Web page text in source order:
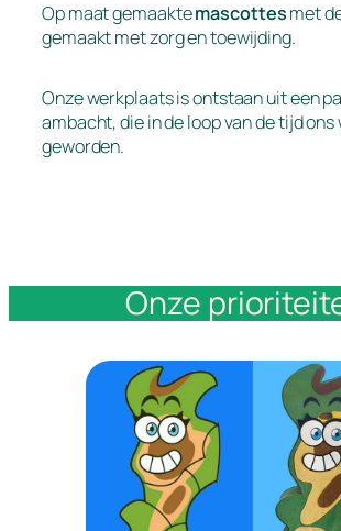
Op maat gemaaktemascottesmet
gemaakt met zorg en toewijding.
Onze werkplaats is ontstaan uit een
ambacht, die in de loop van de tijd ons
geworden.
Onze